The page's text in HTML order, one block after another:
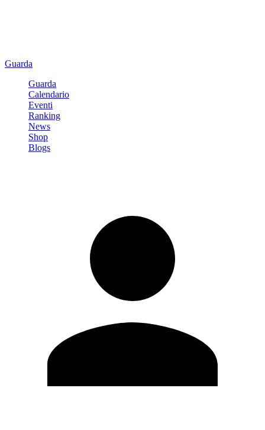
Guarda
Guarda
Calendario
Eventi
Ranking
News
Shop
Blogs